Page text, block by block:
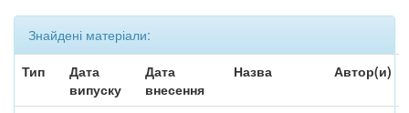
Знайдені матеріали:
Тип
Дата
випуску
Дата
внесення
Назва Автор(и)